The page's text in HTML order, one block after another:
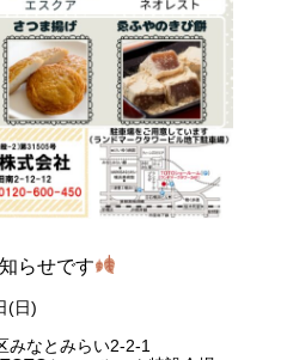
らせです
(日)
なとみらい2-2-1